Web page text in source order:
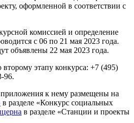
оформленной в соответствии с
комиссией и определение
с 06 по 21 мая 2023 года.
объявлены 22 мая 2023 года.
этапу конкурса: +7 (495)
96.
к нему размещены на
в разделе «Конкурс социальных
в разделе «Станции и проекты
соцпроектов».